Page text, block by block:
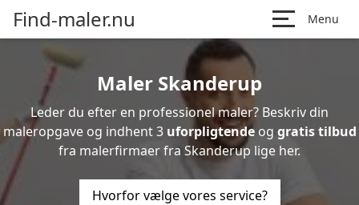
Find-maler.nu Menu
Maler Skanderup
Leder du efter en professionel maler? Beskriv din
maleropgave og indhent 3 uforpligtendeog gratis tilbud
fra malerfirmaer fra Skanderup lige her.
Hvorfor vælge vores service?